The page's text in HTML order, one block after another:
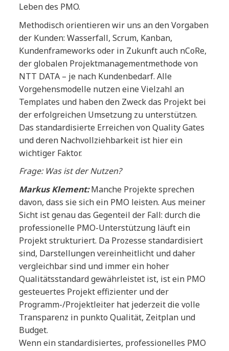
Leben des PMO.
Methodisch orientieren wir uns an den Vorgaben
der Kunden: Wasserfall, Scrum, Kanban,
Kundenframeworks oder in Zukunft auch nCoRe,
der globalen Projektmanagementmethode von
NTT DATA – je nach Kundenbedarf. Alle
Vorgehensmodelle nutzen eine Vielzahl an
Templates und haben den Zweck das Projekt bei
der erfolgreichen Umsetzung zu unterstützen.
Das standardisierte Erreichen von Quality Gates
und deren Nachvollziehbarkeit ist hier ein
wichtiger Faktor.
Frage: Was ist der Nutzen?
Markus Klement: Manche Projekte sprechen
davon, dass sie sich ein PMO leisten. Aus meiner
Sicht ist genau das Gegenteil der Fall: durch die
professionelle PMO-Unterstützung läuft ein
Projekt strukturiert. Da Prozesse standardisiert
sind, Darstellungen vereinheitlicht und daher
vergleichbar sind und immer ein hoher
Qualitätsstandard gewährleistet ist, ist ein PMO
gesteuertes Projekt effizienter und der
Programm-/Projektleiter hat jederzeit die volle
Transparenz in punkto Qualität, Zeitplan und
Budget.
Wenn ein standardisiertes, professionelles PMO